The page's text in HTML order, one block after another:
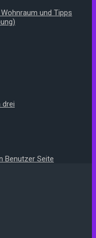
und Tipps
drei
Benutzer Seite